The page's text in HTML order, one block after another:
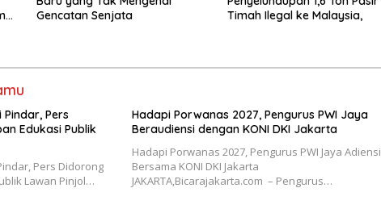
Gencatan Senjata
Timah Ilegal ke Malaysia,
Pindar, Pers
Edukasi Publik
Pers Didorong
Lawan Pinjol…
Hadapi Porwanas 2027, Pengurus PWI Jaya
Beraudiensi dengan KONI DKI Jakarta
Hadapi Porwanas 2027, Pengurus PWI Jaya Adiensi
Bersama KONI DKI Jakarta
JAKARTA,Bicarajakarta.com – Pengurus…